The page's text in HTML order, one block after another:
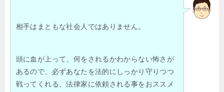
相手はまともな社会人ではありません。
頭に血が上って、何をされるかわからない怖さが
あるので、必ずあなたを法的にしっかり守りつつ
戦ってくれる、法律家に依頼される事をおススメ